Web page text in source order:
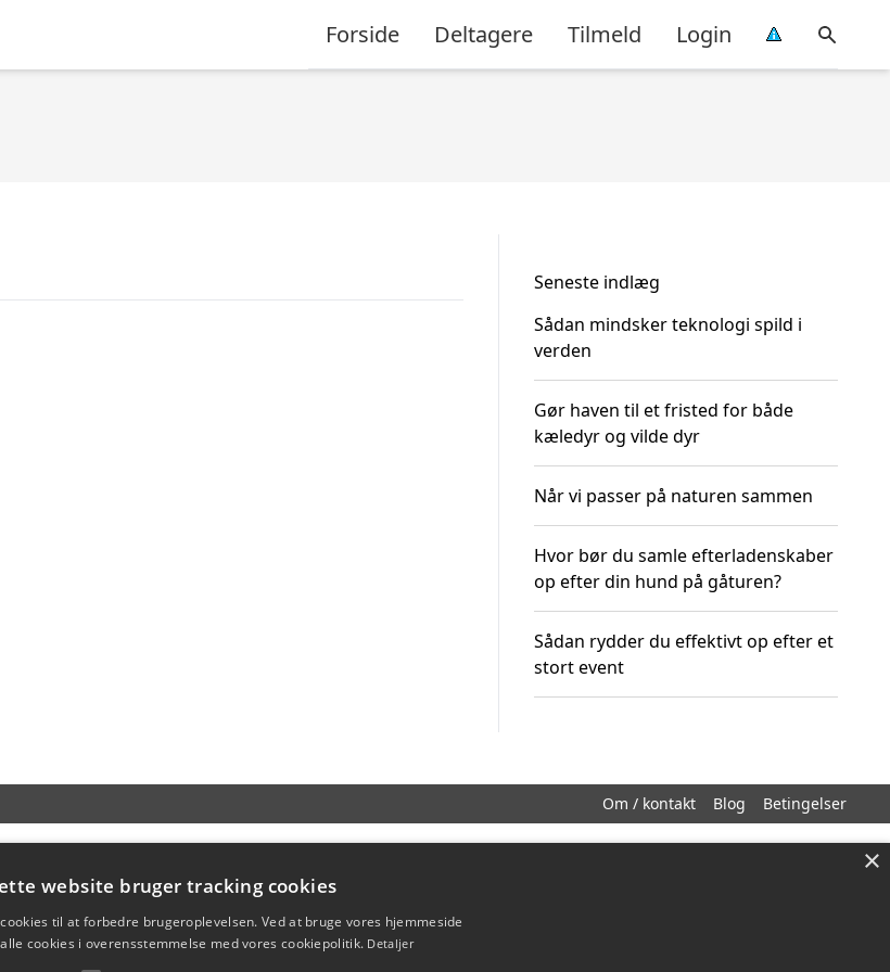
Forside Deltagere Tilmeld Login
Seneste indlæg
Sådan mindsker teknologi spild i
verden
Gør haven til et fristed for både
kæledyr og vilde dyr
Når vi passer på naturen sammen
Hvor bør du samle efterladenskaber
op efter din hund på gåturen?
Sådan rydder du effektivt op efter et
stort event
Om / kontakt Blog Betingelser
×
website bruger tracking cookies
til at forbedre brugeroplevelsen. Ved at bruge vores hjemmeside
cookies i overensstemmelse med vores cookiepolitik. Detaljer